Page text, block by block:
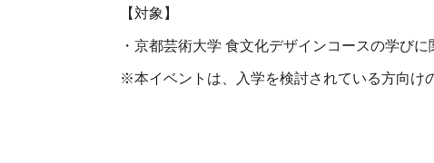
【対象】
・京都芸術大学 食文化デザインコースの学び
※本イベントは、入学を検討されている方向け